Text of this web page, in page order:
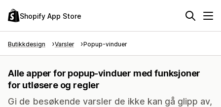
Shopify App Store
Butikkdesign Varsler Popup-vinduer
Alle apper for popup-vinduer med funksjoner
for utløsere og regler
Gi de besøkende varsler de ikke kan gå glipp av,